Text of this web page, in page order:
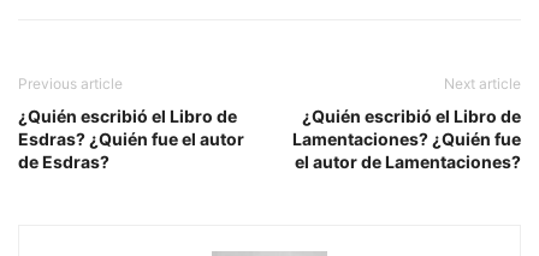
Previous article
¿Quién escribió el Libro de
Esdras? ¿Quién fue el autor
de Esdras?
Next article
¿Quién escribió el Libro de
Lamentaciones? ¿Quién fue
el autor de Lamentaciones?